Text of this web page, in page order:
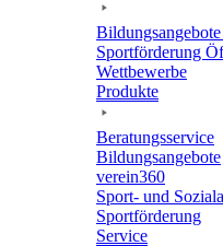
Sport­för­de­rung
Wett­be­werbe
Produkte
Bera­tungs­ser­vice
Bildungs­an­ge­bote
verein360
Sport- und
Sport­för­de­rung
Service